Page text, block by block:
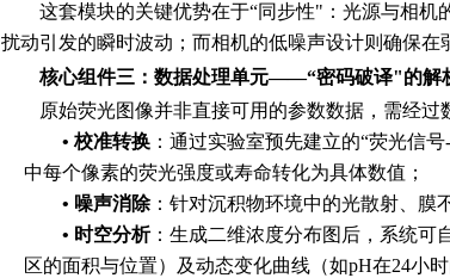
这套模块的关键优势在于“同步性"：光源与相机
扰动引发的瞬时波动；而相机的低噪声设计则确保在
核心组件三：数据处理单元——“密码破译"的解
原始荧光图像并非直接可用的参数数据，需经
• 校准转换 ：通过实验室预先建立的“荧光信
中每个像素的荧光强度或寿命转化为具体数值；
• 噪声消除：针对沉积物环境中的光散射、膜
• 时空分析：生成二维浓度分布图后，系统可
区的面积与位置）及动态变化曲线（如pH在24小